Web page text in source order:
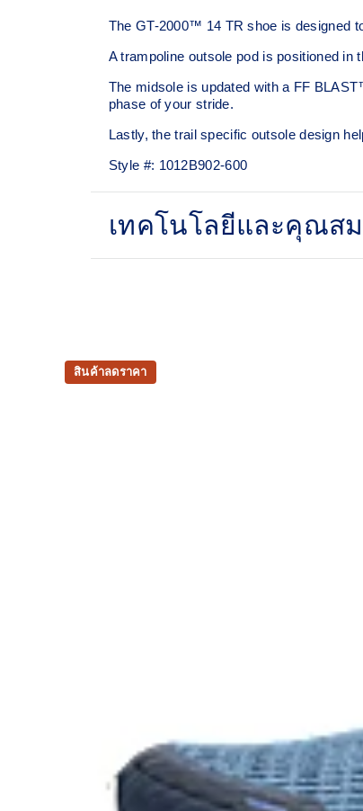
The GT-2000™ 14 TR shoe is designed
A trampoline outsole pod is positioned in
The midsole is updated with a FF
phase of your stride. ​
Lastly, the trail specific outsole design
Style #: 1012B902-600
เทคโนโลยีและคุณส
Our outsole and midsole design that
enhanced foam bouncing effect during
The sockliner is produced with the
approximately 45% compared to the
สินค้าลดราคา